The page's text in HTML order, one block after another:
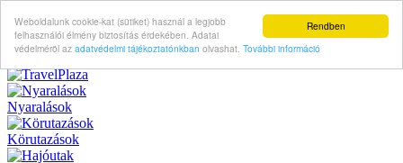
Rendben
Weboldalunk cookie-kat (sütiket) használ a legjobb
felhasználói élmény biztosítás érdekében. Adatai
védelméröl az adatvédelmi tájékoztatónkban olvashat. További információ
Nyaralások
Körutazások